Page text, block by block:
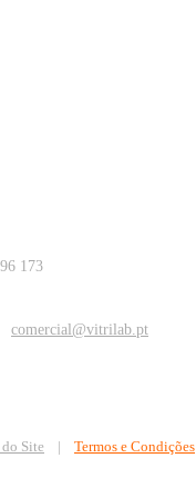
173
comercial@vitrilab.pt
Site | Termos e Condições